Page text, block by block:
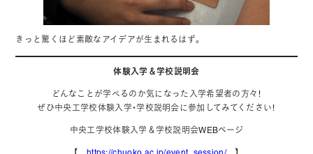
きっと驚くほど素敵なアイデアが生まれるはず。
体験入学＆学校説明会
どんなことが学べるのか気になった入学希望者の方々！
ぜひ中央工学校体験入学・学校説明会に参加してみてください！
中央工学校体験入学＆学校説明会WEBページ